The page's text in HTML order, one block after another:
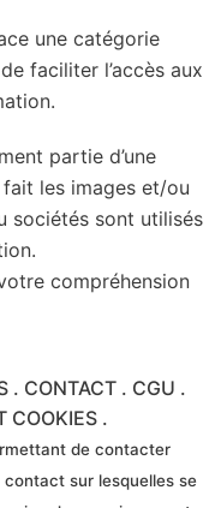
une catégorie
faciliter l’accès aux
partie d’une
les images et/ou
sociétés sont utilisés
compréhension
. CONTACT. CGU .
COOKIES.
de contacter
sur lesquelles se